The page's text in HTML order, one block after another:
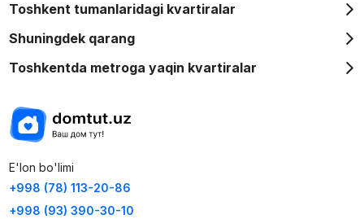
Toshkent tumanlaridagi kvartiralar
Shuningdek qarang
Toshkentda metroga yaqin kvartiralar
E'lon bo'limi
+998 (78) 113-20-86
+998 (93) 390-30-10